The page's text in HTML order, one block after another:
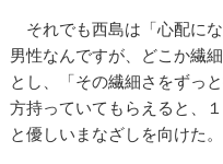
それでも西島は「心配に
男性なんですが、どこか繊
とし、「その繊細さをずっ
方持っていてもらえると、
と優しいまなざしを向けた。